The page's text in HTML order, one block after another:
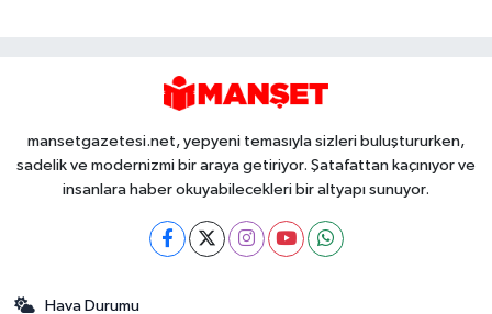
mansetgazetesi.net, yepyeni temasıyla sizleri buluştururken,
sadelik ve modernizmi bir araya getiriyor. Şatafattan kaçınıyor ve
insanlara haber okuyabilecekleri bir altyapı sunuyor.
Hava Durumu